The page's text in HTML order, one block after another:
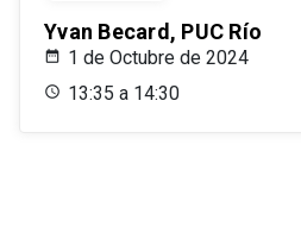
Yvan Becard, PUC Río
1 de Octubre de 2024
13:35 a 14:30